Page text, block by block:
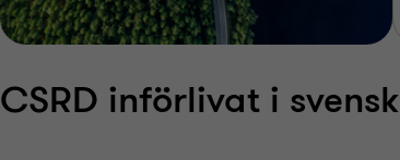
CSRD införlivat i